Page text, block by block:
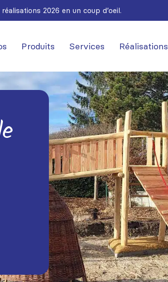
2026 en un coup d’oeil.
Produits Services Réalisations